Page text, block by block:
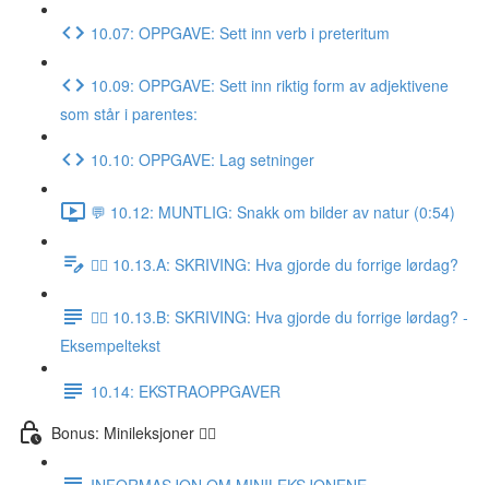
10.07: OPPGAVE: Sett inn verb i preteritum
10.09: OPPGAVE: Sett inn riktig form av adjektivene
som står i parentes:
10.10: OPPGAVE: Lag setninger
💬 10.12: MUNTLIG: Snakk om bilder av natur (0:54)
✍🏼 10.13.A: SKRIVING: Hva gjorde du forrige lørdag?
✍🏼 10.13.B: SKRIVING: Hva gjorde du forrige lørdag? -
Eksempeltekst
10.14: EKSTRAOPPGAVER
Bonus: Minileksjoner 👌🏻